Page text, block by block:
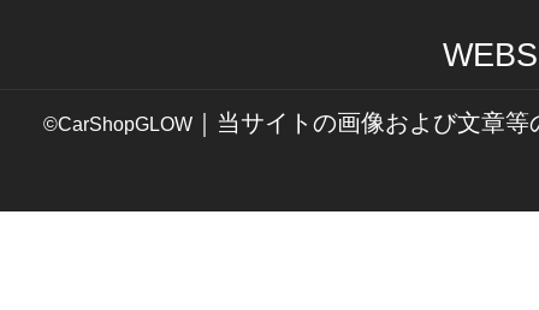
©CarShopGLOW ｜当サイトの画像および文章